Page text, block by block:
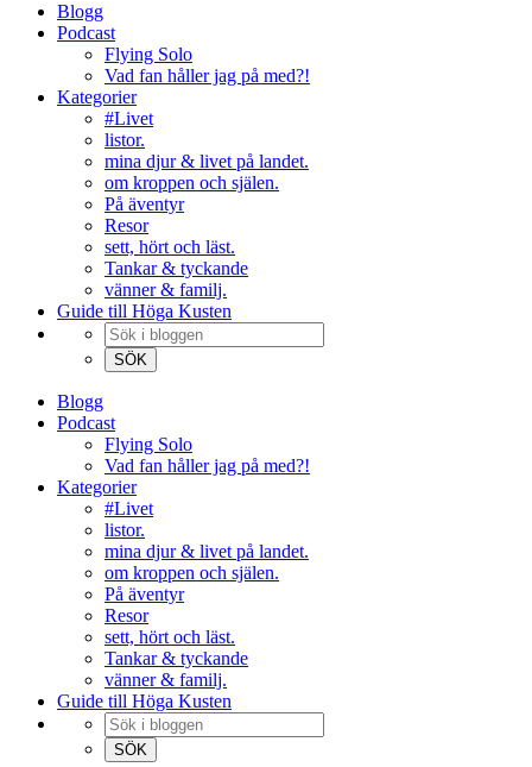
Blogg
Podcast
Flying Solo
Vad fan håller jag på med?!
Kategorier
#Livet
listor.
mina djur & livet på landet.
om kroppen och själen.
På äventyr
Resor
sett, hört och läst.
Tankar & tyckande
vänner & familj.
Guide till Höga Kusten
Blogg
Podcast
Flying Solo
Vad fan håller jag på med?!
Kategorier
#Livet
listor.
mina djur & livet på landet.
om kroppen och själen.
På äventyr
Resor
sett, hört och läst.
Tankar & tyckande
vänner & familj.
Guide till Höga Kusten